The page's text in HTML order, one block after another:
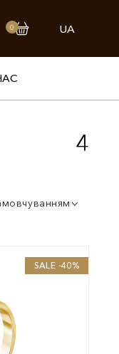
0 UA
4
SALE -40%